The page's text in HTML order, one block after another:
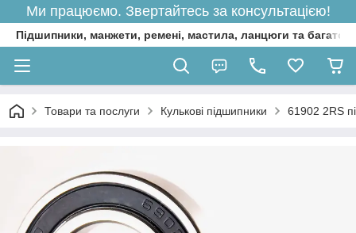
Ми працюємо. Звертайтесь за консультацією!
Підшипники, манжети, ремені, мастила, ланцюги та багато
Товари та послуги Кулькові підшипники 61902 2RS